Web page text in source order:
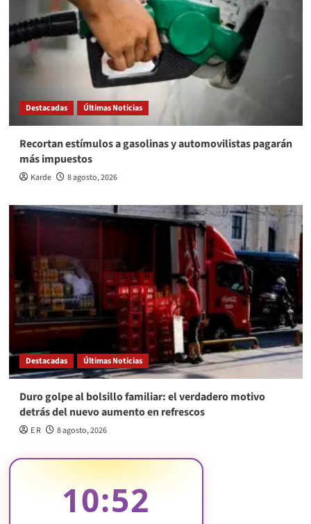
Destacadas Últimas Noticias
Recortan estímulos a gasolinas y automovilistas pagarán
más impuestos
Karde 8 agosto, 2026
Destacadas Últimas Noticias
Duro golpe al bolsillo familiar: el verdadero motivo
detrás del nuevo aumento en refrescos
E R 8 agosto, 2026
10:52